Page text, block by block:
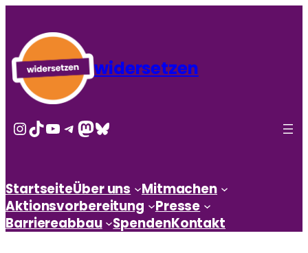
widersetzen
Instagram
TikTok
YouTube
Telegram
Mastodon
Bluesky
StartseiteÜber uns
Mitmachen
Aktionsvorbereitung
Presse
Barriereabbau
SpendenKontakt